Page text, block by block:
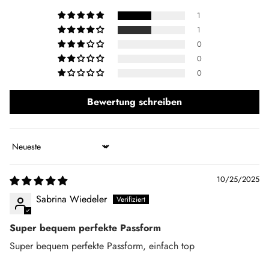
✔ Halfzip-Reißverschluss
✔ Atmungsaktiv und schnelltrocknend
Unser Model trägt Größe S.
1
1
0
0
0
Bewertung schreiben
Sort by
10/25/2025
Sabrina Wiedeler
Super bequem perfekte Passform
Super bequem perfekte Passform, einfach top